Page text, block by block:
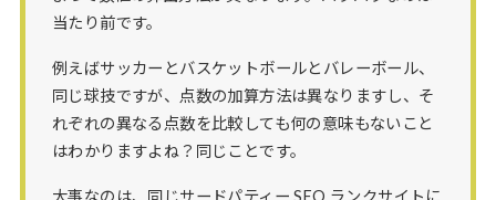
当たり前です。
例えばサッカーとバスケットボールとバレーボール、
同じ球技ですが、点数の加算方法は異なりますし、そ
れぞれの異なる点数を比較しても何の意味もないこと
はわかりますよね？同じことです。
大事なのは、同じサードパティー SEO ランクサイトに